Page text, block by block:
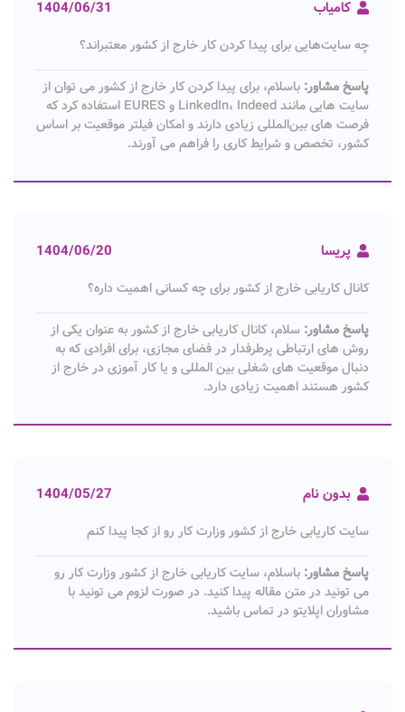
کامیاب 1404/06/31
چه سایت‌هایی برای پیدا کردن کار خارج از کشور معتبر‌اند؟
پاسخ مشاور: باسلام، برای پیدا کردن کار خارج از کشور می‌ توان از
سایت‌ هایی مانند LinkedIn، Indeed و EURES استفاده کرد که
فرصت‌ های بین‌المللی زیادی دارند و امکان فیلتر موقعیت بر اساس
کشور، تخصص و شرایط کاری را فراهم می‌ آورند.
پریسا 1404/06/20
کانال کاریابی خارج از کشور برای چه کسانی اهمیت داره؟
پاسخ مشاور: سلام، کانال کاریابی خارج از کشور به عنوان یکی از
روش های ارتباطی پرطرفدار در فضای مجازی، برای افرادی که به
دنبال موقعیت های شغلی بین المللی و یا کار آموزی در خارج از
کشور هستند اهمیت زیادی دارد.
بدون نام 1404/05/27
سایت کاریابی خارج از کشور وزارت کار رو از کجا پیدا کنم
پاسخ مشاور: باسلام، سایت کاریابی خارج از کشور وزارت کار رو
می تونید در متن مقاله پیدا کنید. در صورت لزوم می تونید با
مشاوران اپلایتو در تماس باشید.